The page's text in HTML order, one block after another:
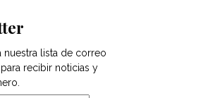
nuestra lista de correo
recibir noticias y